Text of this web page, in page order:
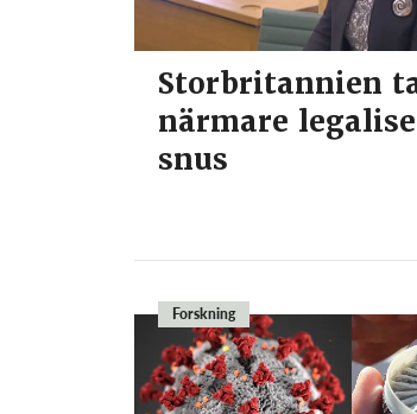
Storbritannien
närmare
snus
Forskning